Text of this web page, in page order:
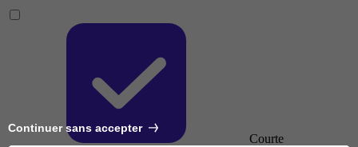
Courte
Continuer sans accepter